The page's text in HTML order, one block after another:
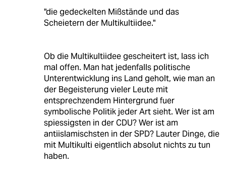
"die gedeckelten Mißstände und das
Scheietern der Multikultiidee."
Ob die Multikultiidee gescheitert ist, lass ich
mal offen. Man hat jedenfalls politische
Unterentwicklung ins Land geholt, wie man an
der Begeisterung vieler Leute mit
entsprechzendem Hintergrund fuer
symbolische Politik jeder Art sieht. Wer ist am
spiessigsten in der CDU? Wer ist am
antiislamischsten in der SPD? Lauter Dinge, die
mit Multikulti eigentlich absolut nichts zu tun
haben.